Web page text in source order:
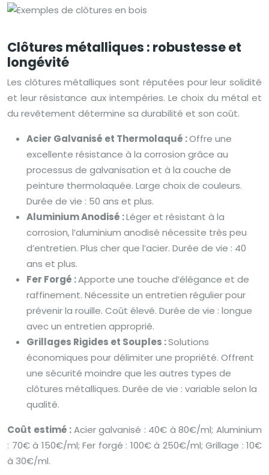
Clôtures métalliques : robustesse et
longévité
Les clôtures métalliques sont réputées pour leur solidité
et leur résistance aux intempéries. Le choix du métal et
du revêtement détermine sa durabilité et son coût.
Acier Galvanisé et Thermolaqué :Offre une
excellente résistance à la corrosion grâce au
processus de galvanisation et à la couche de
peinture thermolaquée. Large choix de couleurs.
Durée de vie : 50 ans et plus.
Aluminium Anodisé :Léger et résistant à la
corrosion, l’aluminium anodisé nécessite très peu
d’entretien. Plus cher que l’acier. Durée de vie : 40
ans et plus.
Fer Forgé :Apporte une touche d’élégance et de
raffinement. Nécessite un entretien régulier pour
prévenir la rouille. Coût élevé. Durée de vie : longue
avec un entretien approprié.
Grillages Rigides et Souples :Solutions
économiques pour délimiter une propriété. Offrent
une sécurité moindre que les autres types de
clôtures métalliques. Durée de vie : variable selon la
qualité.
Coût estimé :Acier galvanisé : 40€ à 80€/ml; Aluminium
: 70€ à 150€/ml; Fer forgé : 100€ à 250€/ml; Grillage : 10€
à 30€/ml.